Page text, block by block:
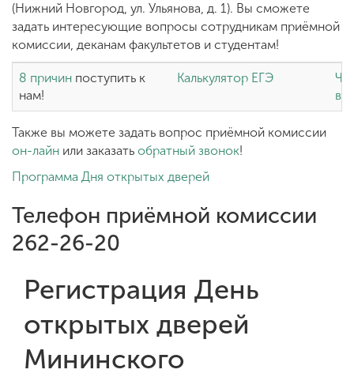
(Нижний Новгород, ул. Ульянова, д. 1). Вы сможете
задать интересующие вопросы сотрудникам приёмной
комиссии, деканам факультетов и студентам!
8 причин поступить к
нам!
Калькулятор ЕГЭ
Также вы можете задать вопрос приёмной комиссии
он-лайн или заказать обратный звонок!
Программа Дня открытых дверей
Телефон приёмной комиссии
262-26-20
Регистрация День
открытых дверей
Мининского